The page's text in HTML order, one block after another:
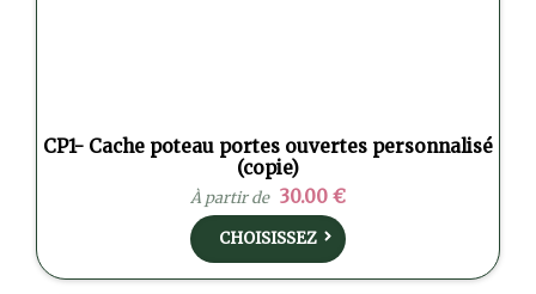
CP1- Cache poteau portes ouvertes personnalisé
(copie)
À partir de 30.00 €
CHOISISSEZ